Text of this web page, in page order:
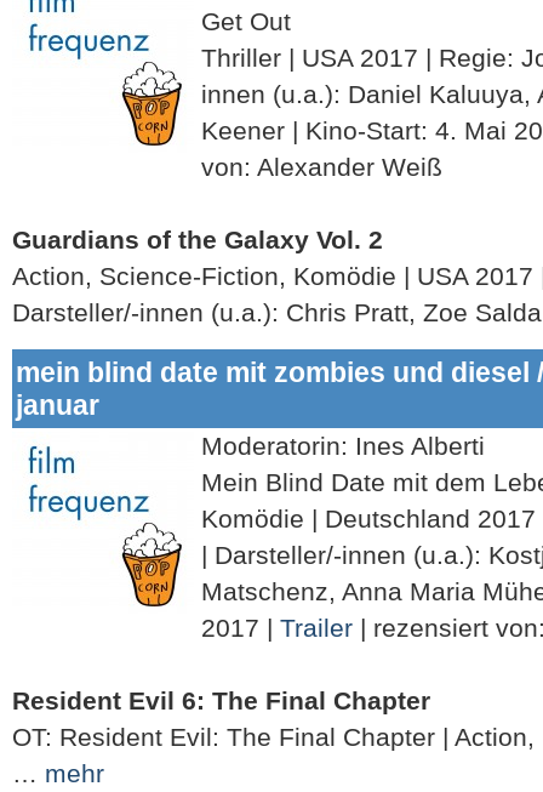
Get Out
Thriller | USA 2017 | Regie:
innen (u.a.): Daniel
Keener | Kino-Start: 4. Mai
von: Alexander Weiß
Guardians of the Galaxy Vol. 2
Action, Science-Fiction, Komödie | USA
Darsteller/-innen (u.a.): Chris Pratt, Zoe
mein blind date mit zombies und diesel
januar
Moderatorin: Ines Alberti
Mein Blind Date mit dem
Komödie | Deutschland
| Darsteller/-innen (u.a.):
Matschenz, Anna Maria
2017 | Trailer | rezensiert
Resident Evil 6: The Final Chapter
OT: Resident Evil: The Final Chapter |
… mehr